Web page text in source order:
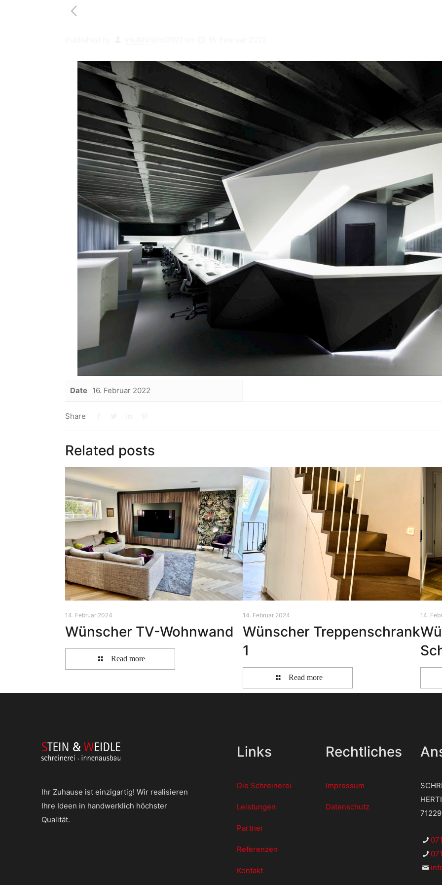
Date 16. Februar 2022
Share
Related posts
14. Februar 2024
Wünscher TV-Wohnwand
Read more
14. Februar 2024
Wünscher Treppenschrank
1
Read more
14.
Ihr Zuhause ist einzigartig! Wir realisieren
Ihre Ideen in handwerklich höchster
Qualität.
Links
Die Schreinerei
Leistungen
Partner
Referenzen
Kontakt
Rechtliches
Impressum
Datenschutz